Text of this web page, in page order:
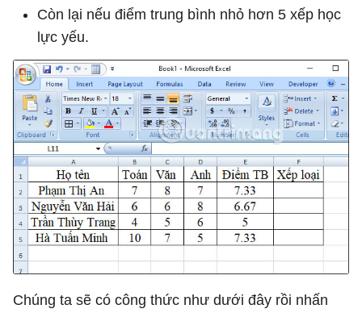
Còn lại nếu điểm trung bình nhỏ hơn 5 xếp học
lực yếu.
Chúng ta sẽ có công thức như dưới đây rồi nhấn